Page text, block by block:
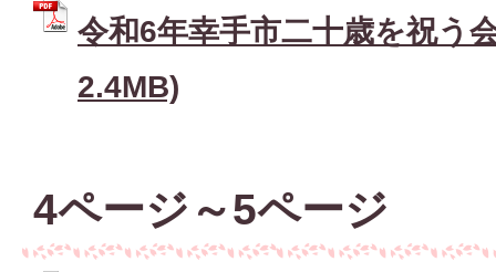
令和6年幸手市二十歳を祝う
2.4MB)
4ページ～5ページ